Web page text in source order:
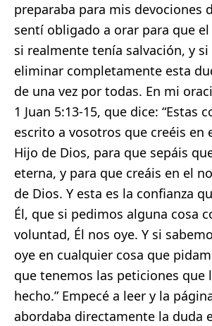
preparaba para mis devociones
sentí obligado a orar para que el
si realmente tenía salvación, y si
eliminar completamente esta
de una vez por todas. En mi
1 Juan 5:13-15, que dice: “Estas
escrito a vosotros que creéis en
Hijo de Dios, para que sepáis
eterna, y para que creáis en el
de Dios. Y esta es la confianza
Él, que si pedimos alguna cosa
voluntad, Él nos oye. Y si
oye en cualquier cosa que
que tenemos las peticiones que
hecho.” Empecé a leer y la
abordaba directamente la duda